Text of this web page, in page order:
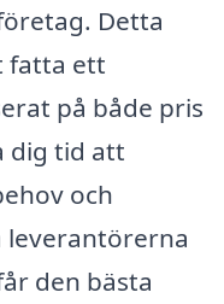
Detta
fatta ett
på både pris
dig tid att
och
leverantörerna
den bästa